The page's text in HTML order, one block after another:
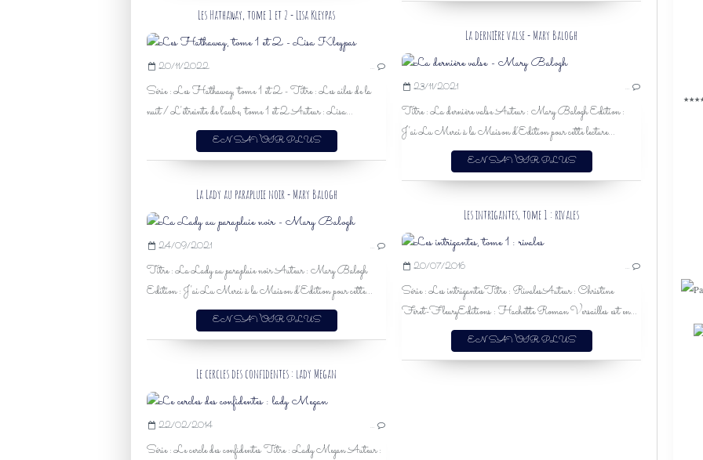
Les Hathaway, tome 1 et 2 - Lisa Kleypas
ROMANCE
HISTORIQUE
FAMILLE
DEUIL
20/11/2022 …
Série : Les Hathaway, tome 1 et 2 - Titre : Les ailes de la
nuit / L'étreinte de l'aube, tome 1 et 2 Auteur : Lisa...
EN SAVOIR PLUS
La dernière valse - Mary Balogh
23/11/2021 …
Titre : La dernière valse Auteur : Mary Balogh Edition :
J'ai Lu Merci à la Maison d'Edition pour cette lecture...
EN SAVOIR PLUS
La Lady au parapluie noir - Mary Balogh
2021
ROMANCE
ROMANCE HISTORIQUE
HISTORIQUE
24/09/2021 …
Titre : La Lady au parapluie noir Auteur : Mary Balogh
Edition : J'ai Lu Merci à la Maison d'Edition pour cette...
EN SAVOIR PLUS
Les intrigantes, tome 1 : rivales
20/07/2016 …
Série : Les intrigantesTitre : RivalesAuteur : Christine
Féret-FleuryEditions : Hachette Roman Versailles est en...
EN SAVOIR PLUS
Le cercles des confidentes : lady Megan
22/02/2014 …
Série : Le cercle des confidentes Titre : Lady Megan Auteur :